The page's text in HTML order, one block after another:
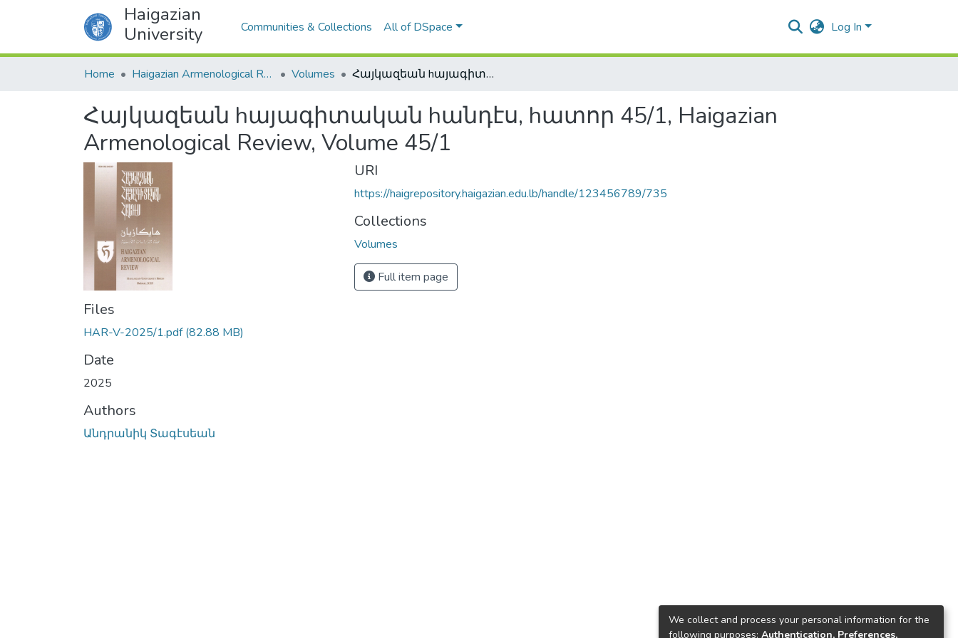
Haigazian
University
Communities & Collections All of DSpace Log In
Home Haigazian Armenological Review Volumes Հայկազեան hայագիտական hանդէս, hատոր 45/1, Haigazian Armenological Review, Volume 45/1
Հայկազեան hայագիտական hանդէս, hատոր 45/1, Haigazian
Armenological Review, Volume 45/1
Files
HAR-V-2025/1.pdf(82.88 MB)
Date
2025
Authors
Անդրանիկ Տագէսեան
URI
https://haigrepository.haigazian.edu.lb/handle/123456789/735
Collections
Volumes
Full item page
We collect and process your personal information for the
following purposes: Authentication, Preferences,